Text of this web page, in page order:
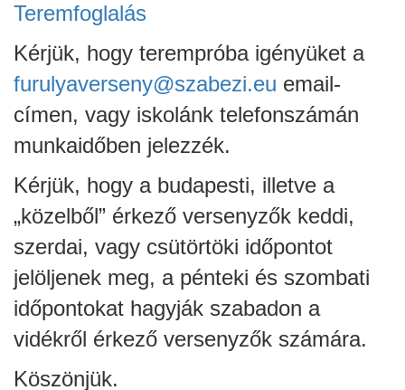
Teremfoglalás
Kérjük, hogy terempróba igényüket a
furulyaverseny@szabezi.eu email-
címen, vagy iskolánk telefonszámán
munkaidőben jelezzék.
Kérjük, hogy a budapesti, illetve a
„közelből” érkező versenyzők keddi,
szerdai, vagy csütörtöki időpontot
jelöljenek meg, a pénteki és szombati
időpontokat hagyják szabadon a
vidékről érkező versenyzők számára.
Köszönjük.